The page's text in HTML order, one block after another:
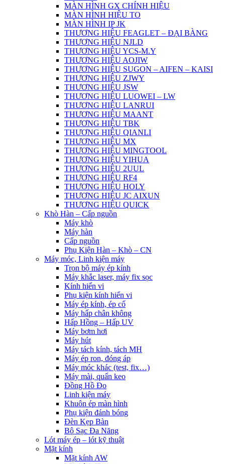
MÀN HÌNH GX CHÍNH HIỆU
MÀN HÌNH HIỆU TO
MÀN HÌNH IP JK
THƯƠNG HIỆU FEAGLET – ĐẠI BÀNG
THƯƠNG HIỆU NJLD
THƯƠNG HIỆU YCS-M.Y
THƯƠNG HIỆU AOJIW
THƯƠNG HIỆU SUGON – AIFEN – KAISI
THƯƠNG HIỆU ZJWY
THƯƠNG HIỆU JSW
THƯƠNG HIỆU LUOWEI – LW
THƯƠNG HIỆU LANRUI
THƯƠNG HIỆU MAANT
THƯƠNG HIỆU TBK
THƯƠNG HIỆU QIANLI
THƯƠNG HIỆU MX
THƯƠNG HIỆU MINGTOOL
THƯƠNG HIỆU YIHUA
THƯƠNG HIỆU 2UUL
THƯƠNG HIỆU RF4
THƯƠNG HIỆU HOLY
THƯƠNG HIỆU JC AIXUN
THƯƠNG HIỆU QUICK
Khò Hàn – Cấp nguồn
Máy khò
Máy hàn
Cấp nguồn
Phụ Kiện Hàn – Khò – CN
Máy móc, Linh kiện máy
Trọn bộ máy ép kính
Máy khắc laser, máy fix sọc
Kính hiển vi
Phụ kiện kính hiển vi
Máy ép kính, ép cổ
Máy hấp chân không
Hấp Hồng – Hấp UV
Máy bơm hơi
Máy hút
Máy tách kính, tách MH
Máy ép ron, đóng áp
Máy móc khác (test, fix…)
Máy mài, quấn keo
Đồng Hồ Đo
Linh kiện máy
Khuôn ép màn hình
Phụ kiện đánh bóng
Đèn Kẹp Bàn
Bộ Sạc Đa Năng
Lót máy ép – lót kỹ thuật
Mặt kính
Mặt kính AW